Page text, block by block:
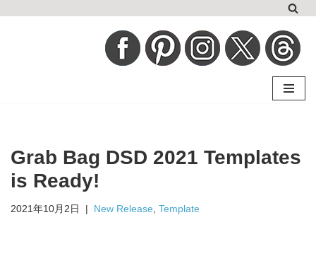
ス
キ
プ
Grab Bag DSD 2021 Templates
is Ready!
2021年10月2日 New Release Template